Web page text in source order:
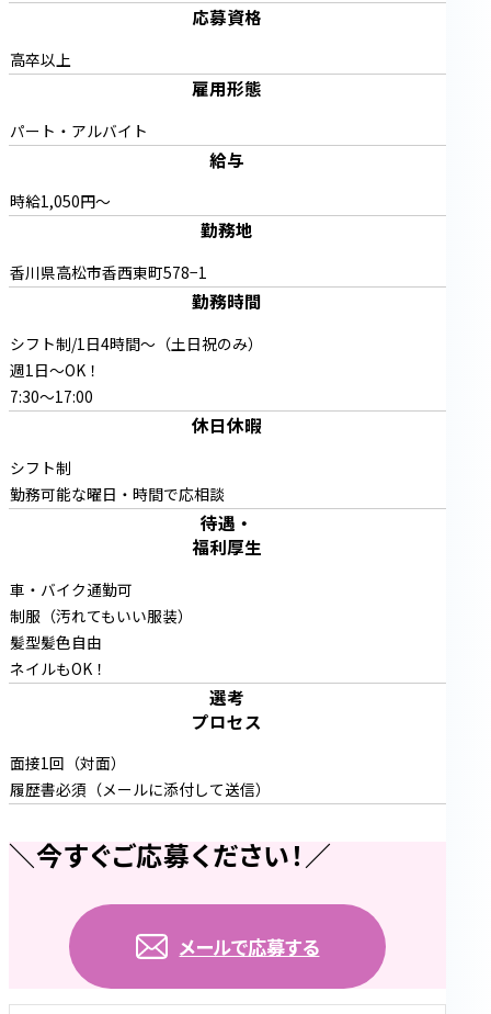
応募資格
高卒以上
雇用形態
パート・アルバイト
給与
時給1,050円〜
勤務地
香川県高松市香西東町578−1
勤務時間
シフト制/1日4時間〜（土日祝のみ）
週1日〜OK！
7:30〜17:00
休日休暇
シフト制
勤務可能な曜日・時間で応相談
待遇・
福利厚生
車・バイク通勤可
制服（汚れてもいい服装）
髪型髪色自由
ネイルもOK！
選考
プロセス
面接1回（対面）
履歴書必須（メールに添付して送信）
＼今すぐご応募ください！／
メールで応募する